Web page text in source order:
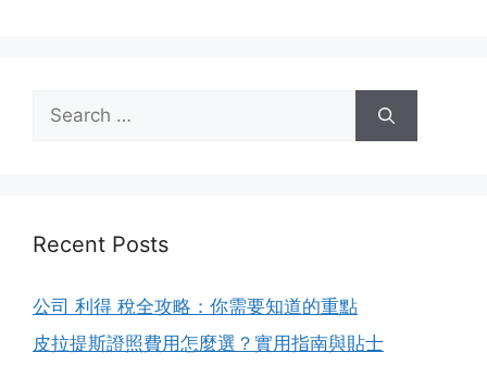
Search
for:
Recent Posts
公司 利得 稅全攻略：你需要知道的重點
皮拉提斯證照費用怎麼選？實用指南與貼士